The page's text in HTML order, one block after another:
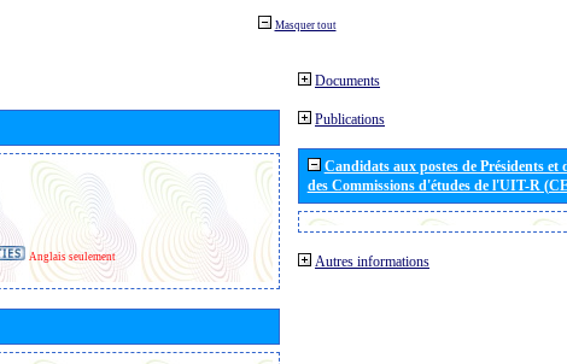
Masquer tout
Anglais seulement
Documents
Publications
Candidats aux postes de Présidents et
des Commissions d'études de l'UIT-R
Autres informations